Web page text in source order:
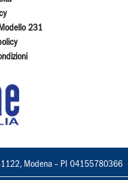
231
Modena – PI 04155780366